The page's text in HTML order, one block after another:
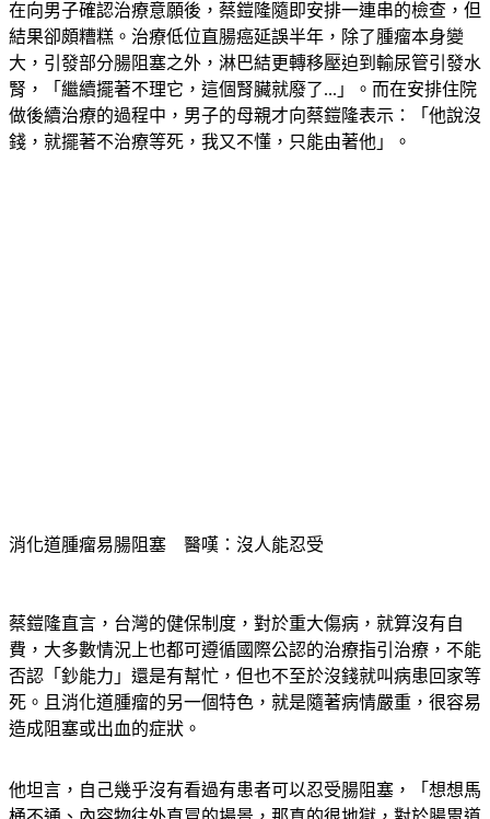
在向男子確認治療意願後，蔡鎧隆隨即安排一連串的檢查，但
結果卻頗糟糕。治療低位直腸癌延誤半年，除了腫瘤本身變
大，引發部分腸阻塞之外，淋巴結更轉移壓迫到輸尿管引發水
腎，「繼續擺著不理它，這個腎臟就廢了...」。而在安排住院
做後續治療的過程中，男子的母親才向蔡鎧隆表示：「他說沒
錢，就擺著不治療等死，我又不懂，只能由著他」。
消化道腫瘤易腸阻塞　醫嘆：沒人能忍受
蔡鎧隆直言，台灣的健保制度，對於重大傷病，就算沒有自
費，大多數情況上也都可遵循國際公認的治療指引治療，不能
否認「鈔能力」還是有幫忙，但也不至於沒錢就叫病患回家等
死。且消化道腫瘤的另一個特色，就是隨著病情嚴重，很容易
造成阻塞或出血的症狀。
他坦言，自己幾乎沒有看過有患者可以忍受腸阻塞，「想想馬